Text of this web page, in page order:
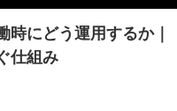
にどう運用するか｜
仕組み